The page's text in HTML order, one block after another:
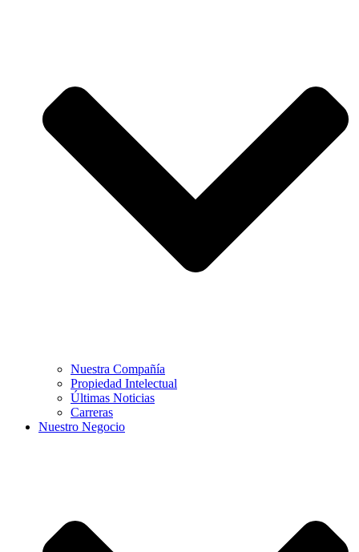
Nuestra Compañía
Propiedad Intelectual
Últimas Noticias
Carreras
Nuestro Negocio